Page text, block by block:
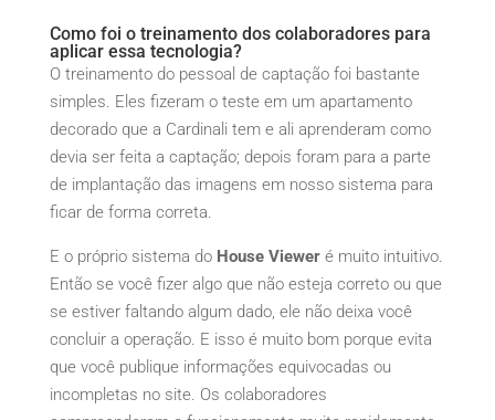
Como foi o treinamento dos colaboradores para
aplicar essa tecnologia?
O treinamento do pessoal de captação foi bastante
simples. Eles fizeram o teste em um apartamento
decorado que a Cardinali tem e ali aprenderam como
devia ser feita a captação; depois foram para a parte
de implantação das imagens em nosso sistema para
ficar de forma correta.
E o próprio sistema do House Vieweré muito intuitivo.
Então se você fizer algo que não esteja correto ou que
se estiver faltando algum dado, ele não deixa você
concluir a operação. E isso é muito bom porque evita
que você publique informações equivocadas ou
incompletas no site. Os colaboradores